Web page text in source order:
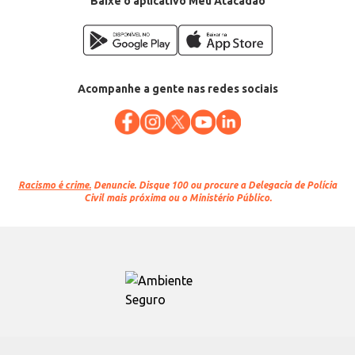
Acompanhe a gente nas redes sociais
Racismo é crime. Denuncie. Disque 100 ou procure a Delegacia de Polícia
Civil mais próxima ou o Ministério Público.